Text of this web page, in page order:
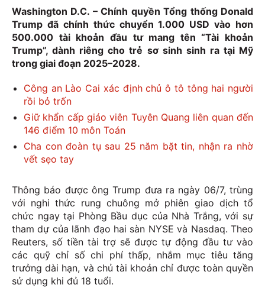
Washington D.C. – Chính quyền Tổng thống Donald
Trump đã chính thức chuyển 1.000 USD vào hơn
500.000 tài khoản đầu tư mang tên “Tài khoản
Trump”, dành riêng cho trẻ sơ sinh sinh ra tại Mỹ
trong giai đoạn 2025–2028.
Công an Lào Cai xác định chủ ô tô tông hai người
rồi bỏ trốn
Giữ khẩn cấp giáo viên Tuyên Quang liên quan đến
146 điểm 10 môn Toán
Cha con đoàn tụ sau 25 năm bặt tin, nhận ra nhờ
vết sẹo tay
Thông báo được ông Trump đưa ra ngày 06/7, trùng
với nghi thức rung chuông mở phiên giao dịch tổ
chức ngay tại Phòng Bầu dục của Nhà Trắng, với sự
tham dự của lãnh đạo hai sàn NYSE và Nasdaq. Theo
Reuters, số tiền tài trợ sẽ được tự động đầu tư vào
các quỹ chỉ số chi phí thấp, nhắm mục tiêu tăng
trưởng dài hạn, và chủ tài khoản chỉ được toàn quyền
sử dụng khi đủ 18 tuổi.